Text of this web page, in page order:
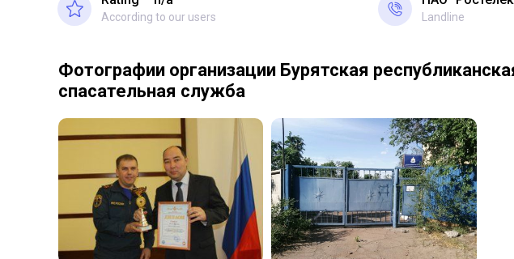
According to our users Landline
Фотографии организации Бурятская
спасательная служба